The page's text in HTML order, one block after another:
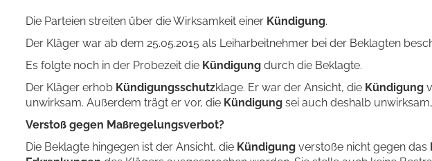
Die Parteien streiten über die Wirksamkeit einer Kündigung.
Der Kläger war ab dem 25.05.2015 als Leiharbeitnehmer bei der Beklagten
Es folgte noch in der Probezeit die Kündigung durch die Beklagte.
Der Kläger erhob Kündigungsschutzklage. Er war der Ansicht, die Kündigung
unwirksam. Außerdem trägt er vor, die Kündigung sei auch deshalb
Verstoß gegen Maßregelungsverbot?
Die Beklagte hingegen ist der Ansicht, die Kündigung verstoße nicht gegen das